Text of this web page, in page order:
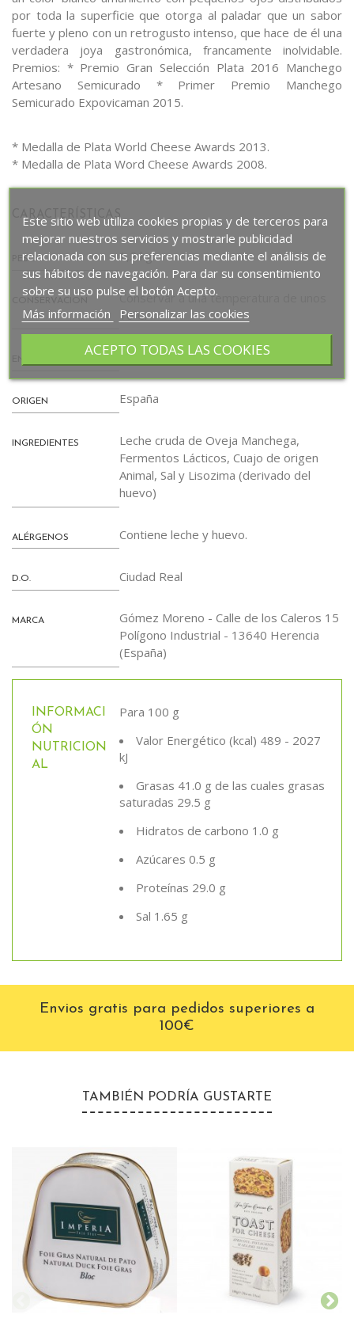
por toda la superficie que otorga al paladar que un sabor
fuerte y pleno con un retrogusto intenso, que hace de él una
verdadera joya gastronómica, francamente inolvidable.
Premios: * Premio Gran Selección Plata 2016 Manchego
Artesano Semicurado * Primer Premio Manchego
Semicurado Expovicaman 2015.
* Medalla de Plata World Cheese Awards 2013.
* Medalla de Plata Word Cheese Awards 2008.
CARACTERÍSTICAS
PESO 1,2 kg.
Conservar a una temperatura de unos
10ºC.
Envasado al vacío.
ORIGEN España
INGREDIENTES
Leche cruda de Oveja Manchega,
Fermentos Lácticos, Cuajo de origen
Animal, Sal y Lisozima (derivado del
huevo)
ALÉRGENOS Contiene leche y huevo.
D.O. Ciudad Real
MARCA
Gómez Moreno - Calle de los Caleros 15
Polígono Industrial - 13640 Herencia
(España)
INFORMACI
ÓN
NUTRICION
AL
Para 100 g
Valor Energético (kcal) 489 - 2027
kJ
Grasas 41.0 g de las cuales grasas
saturadas 29.5 g
Hidratos de carbono 1.0 g
Azúcares 0.5 g
Proteínas 29.0 g
Sal 1.65 g
Envios gratis para pedidos superiores a
100€
TAMBIÉN PODRÍA GUSTARTE
Este sitio web utiliza cookies propias y de terceros para
mejorar nuestros servicios y mostrarle publicidad
relacionada con sus preferencias mediante el análisis de
sus hábitos de navegación. Para dar su consentimiento
sobre su uso pulse el botón Acepto.
Más información
Personalizar las cookies
ACEPTO TODAS LAS COOKIES